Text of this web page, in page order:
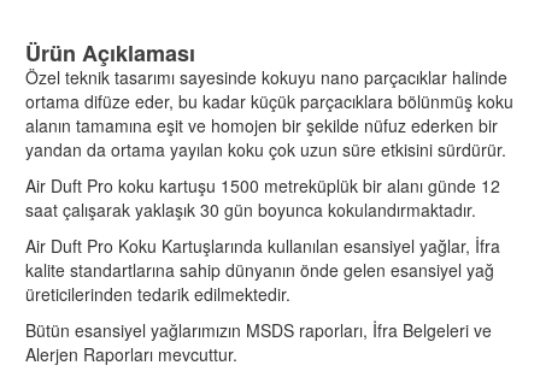
Ürün Açıklaması
Özel teknik tasarımı sayesinde kokuyu nano parçacıklar halinde
ortama difüze eder, bu kadar küçük parçacıklara bölünmüş koku
alanın tamamına eşit ve homojen bir şekilde nüfuz ederken bir
yandan da ortama yayılan koku çok uzun süre etkisini sürdürür.
Air Duft Pro koku kartuşu 1500 metreküplük bir alanı günde 12
saat çalışarak yaklaşık 30 gün boyunca kokulandırmaktadır.
Air Duft Pro Koku Kartuşlarında kullanılan esansiyel yağlar, İfra
kalite standartlarına sahip dünyanın önde gelen esansiyel yağ
üreticilerinden tedarik edilmektedir.
Bütün esansiyel yağlarımızın MSDS raporları, İfra Belgeleri ve
Alerjen Raporları mevcuttur.